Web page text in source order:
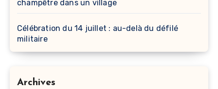
champêtre dans un village
Célébration du 14 juillet : au-delà du défilé
militaire
Archives